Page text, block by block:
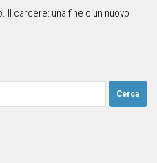
Il carcere: una fine o un nuovo